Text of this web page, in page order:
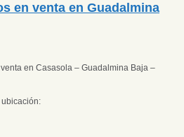
en venta en Guadalmina
en Casasola – Guadalmina Baja –